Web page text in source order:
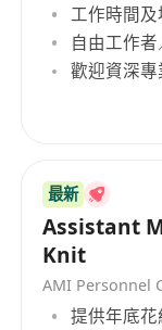
工作時間
自由工作
歡迎資深
最新
Assistant
Knit
AMI Personnel
提供年底花